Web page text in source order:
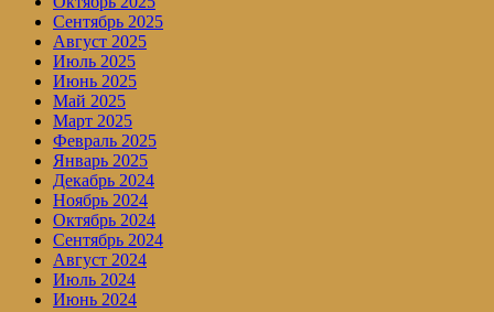
Сентябрь 2025
Август 2025
Июль 2025
Июнь 2025
Май 2025
Март 2025
Февраль 2025
Январь 2025
Декабрь 2024
Ноябрь 2024
Октябрь 2024
Сентябрь 2024
Август 2024
Июль 2024
Июнь 2024